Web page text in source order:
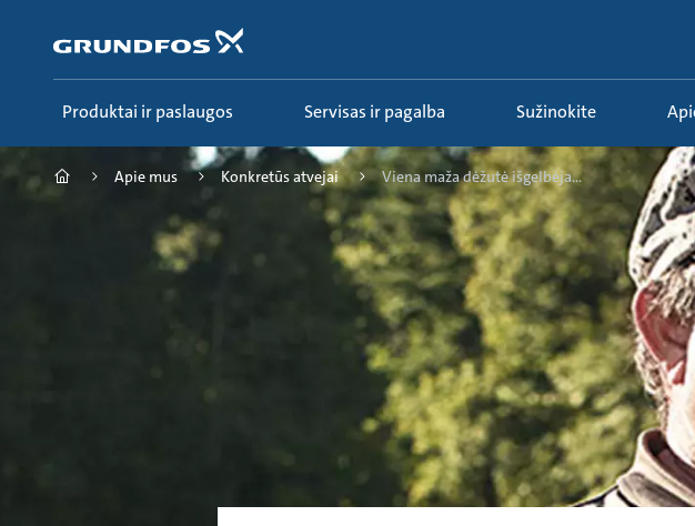
pagrindinio
Produktai ir paslaugos Servisas ir pagalba Sužinokite
Apie mus Konkretūs atvejai Viena maža dėžutė išgelbėja...